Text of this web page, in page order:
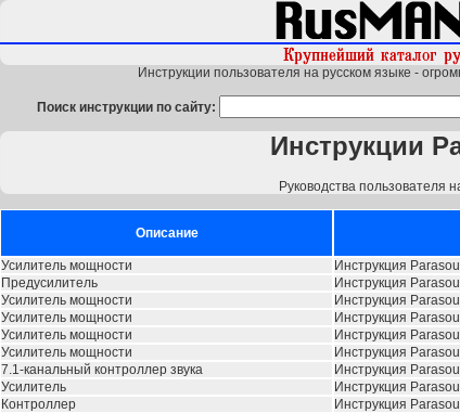
Инструкции пользователя на русском языке -
Поиск инструкции по сайту:
Инструкции
Руководства пользователя
Описание
Усилитель мощности Инструкция
Предусилитель
Инструкция
Усилитель мощности
Инструкция
Усилитель мощности
Инструкция
Усилитель мощности
Инструкция
Усилитель мощности
Инструкция
7.1-канальный контроллер звука
Инструкция
Усилитель
Инструкция
Контроллер
Инструкция